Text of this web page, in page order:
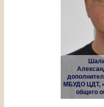
МБУДО ЦДТ,
общего